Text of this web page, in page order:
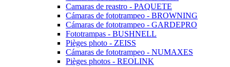
Camaras de reastro - PAQUETE
Cámaras de fototrampeo - BROWNING
Cámaras de fototrampeo - GARDEPRO
Fototrampas - BUSHNELL
Pièges photo - ZEISS
Cámaras de fototrampeo - NUMAXES
Pièges photos - REOLINK